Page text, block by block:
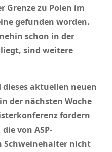
Grenze zu Polen im
gefunden worden.
schon in der
sind weitere
aktuellen neuen
der nächsten Woche
fordern
von ASP-
Schweinehalter nicht